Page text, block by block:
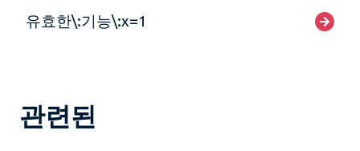
유효한\:기능\:x=1
관련된